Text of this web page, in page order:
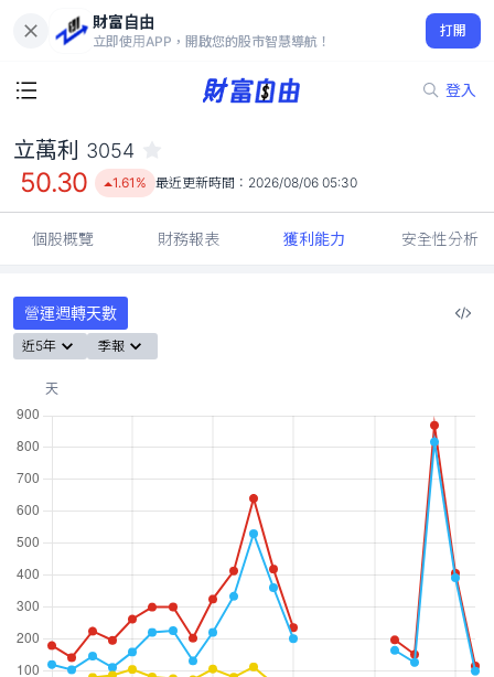
財富自由
立即使用APP，開啟您的股市智慧導航！
打開
登入
50.30
1.61%
立萬利 3054
50.30 1.61% 最近更新時間： 2026/08/06 05:30
個股概覽 財務報表 獲利能力 安全性分析
營運週轉天數
近5年 季報